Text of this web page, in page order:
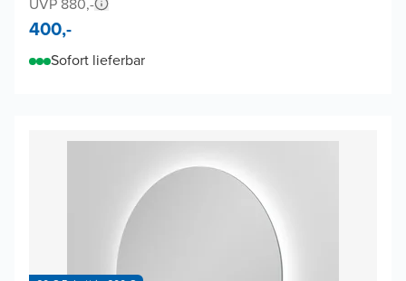
400,-
Sofort lieferbar